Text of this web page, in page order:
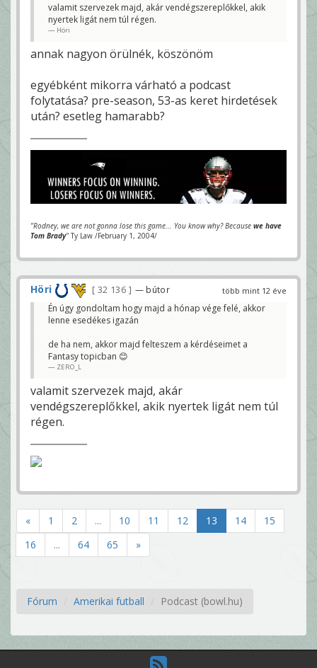
valamit szervezek majd, akár vendégszereplőkkel, akik
nyertek ligát nem túl régen.
Höri
annak nagyon örülnék, köszönöm
egyébként mikorra várható a podcast
folytatása? pre-season, 53-as keret hirdetések
után? esetleg hamarabb?
"Rodney, we are not gonna lose this game... You know why? Because we have
Tom Brady"Ty Law /February 1, 2004/
több mint 12 éve
Höri 32 136 — bútor
Én úgy gondoltam hogy majd a hónap vége felé, akkor
lenne esedékes igazán
de ha nem, akkor majd felteszem a kérdéseimet a
Fantasy topicban 😊
ZERO_L
valamit szervezek majd, akár
vendégszereplőkkel, akik nyertek ligát nem túl
régen.
« 1 2 ... 10 11 12 13 14
15
16
... 64 65 »
Fórum Amerikai futball Podcast (bowl.hu)